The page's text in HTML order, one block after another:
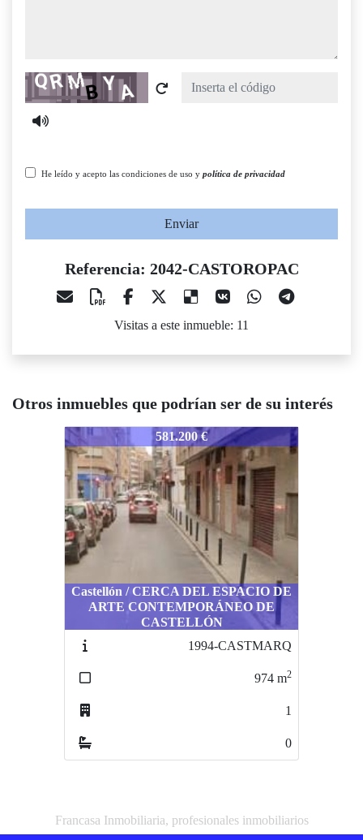
Captcha
He leído y acepto las condiciones de uso y política de privacidad
Enviar
Referencia: 2042-CASTOROPAC
Visitas a este inmueble: 11
Otros inmuebles que podrían ser de su interés
2042-CASTOROPAC
581.200 €
Castellón / CERCA DEL ESPACIO DE
ARTE CONTEMPORÁNEO DE
CASTELLÓN
1994-CASTMARQ
974 m2
1
0
Francasa Inmobiliaria, profesionales inmobiliarios